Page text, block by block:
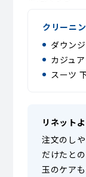
クリーニ
ダウン
カジュ
スーツ
リネット
注文のし
だけたと
玉のケア